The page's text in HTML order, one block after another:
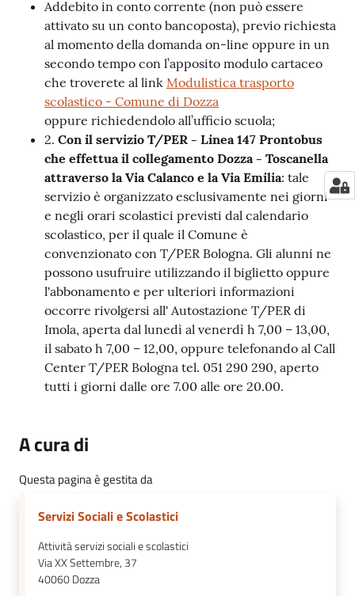
Addebito in conto corrente (non può essere
attivato su un conto bancoposta), previo richiesta
al momento della domanda on-line oppure in un
secondo tempo con l’apposito modulo cartaceo
che troverete al link Modulistica trasporto
scolastico - Comune di Dozza
oppure richiedendolo all’ufficio scuola;
2. Con il servizio T/PER - Linea 147 Prontobus
che effettua il collegamento Dozza - Toscanella
attraverso la Via Calanco e la Via Emilia: tale
servizio è organizzato esclusivamente nei giorni
e negli orari scolastici previsti dal calendario
scolastico, per il quale il Comune è
convenzionato con T/PER Bologna. Gli alunni ne
possono usufruire utilizzando il biglietto oppure
l'abbonamento e per ulteriori informazioni
occorre rivolgersi all' Autostazione T/PER di
Imola, aperta dal lunedì al venerdì h 7,00 – 13,00,
il sabato h 7,00 – 12,00, oppure telefonando al Call
Center T/PER Bologna tel. 051 290 290, aperto
tutti i giorni dalle ore 7.00 alle ore 20.00.
A cura di
Questa pagina è gestita da
Servizi Sociali e Scolastici
Attività servizi sociali e scolastici
Via XX Settembre, 37
40060Dozza